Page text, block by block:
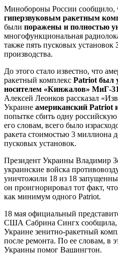
Минобороны России сообщило,
гиперзвуковым ракетным
были поражены и полностью
многофункциональная
также пять пусковых установок
производства.
До этого стало известно, что
ракетный комплекс Patriot был
носителем «Кинжалов» МиГ-
Алексей Леонков рассказал
Украине американский Patriot
попытке сбить одну
его словам, всего было
ракета стоимостью 3 миллиона
пусковых установок.
Президент Украины Владимир
украинские войска
уничтожили 18 из 18
он проигнорировал тот факт,
как минимум одного Patriot.
18 мая официальный
США Сабрина Сингх сообщила,
Украине зенитно-ракетный
после ремонта. По ее словам, в
Украины помог Вашингтон.